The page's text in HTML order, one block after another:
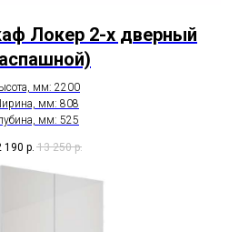
Локер 2-х дверный
мм: 2200
мм: 808
мм: 525
190 р. 13 250 р.